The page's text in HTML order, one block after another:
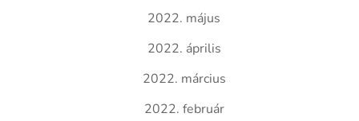
2022. május
2022. április
2022. március
2022. február